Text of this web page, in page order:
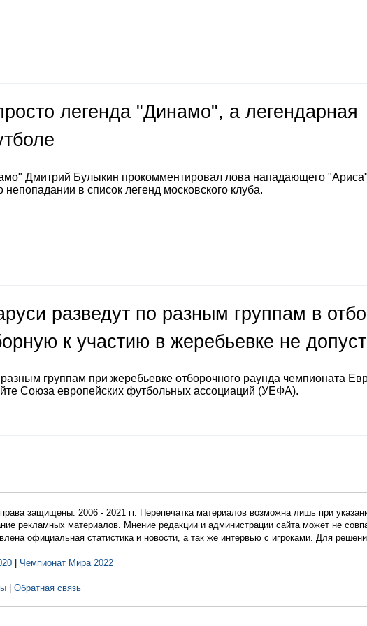
легенда "Динамо", а легендарная
Дмитрий Булыкин прокомментировал лова нападающего
в список легенд московского клуба.
разведут по разным группам в
к участию в жеребьевке не
группам при жеребьевке отборочного раунда чемпионата
Союза европейских футбольных ассоциаций (УЕФА).
защищены. 2006 - 2021 гг. Перепечатка материалов возможна лишь при
рекламных материалов. Мнение редакции и администрации сайта может не
официальная статистика и новости, а так же интервью с игроками. Для
Чемпионат Мира 2022
Обратная связь